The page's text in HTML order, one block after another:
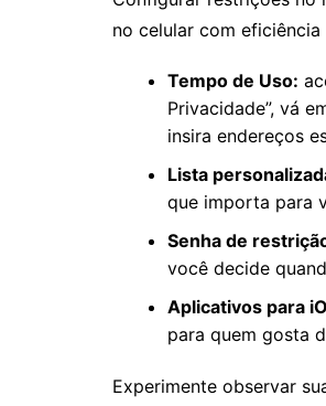
no celular com eficiência
Tempo de Uso:
Privacidade”, vá
insira endereços
Lista
que importa para
Senha de
você decide
Aplicativos para
para quem gosta
Experimente observar